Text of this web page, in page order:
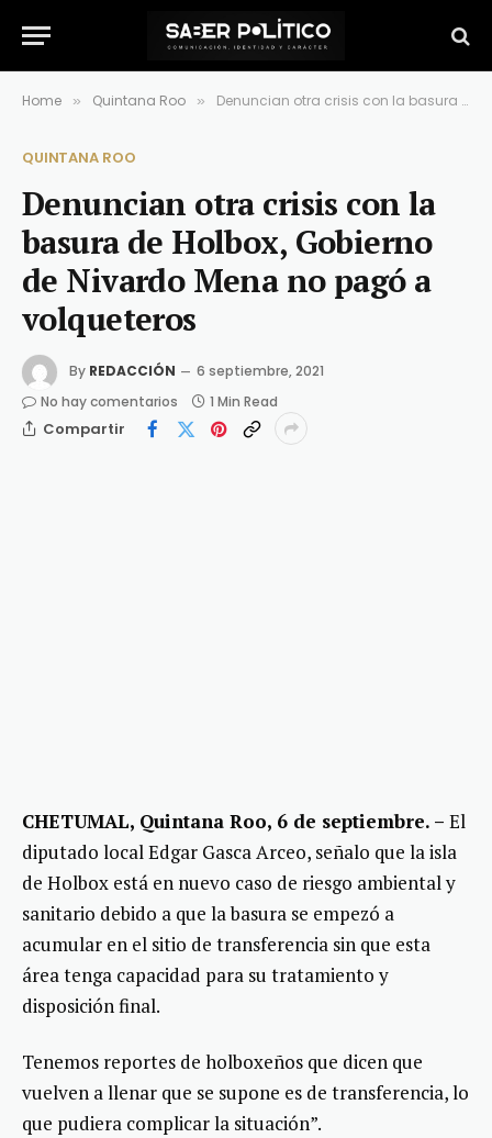
Home » Quintana Roo » Denuncian otra crisis con la basura de Holbox, Gobierno de Nivardo Mena no pagó a volqueteros
QUINTANA ROO
Denuncian otra crisis con la
basura de Holbox, Gobierno
de Nivardo Mena no pagó a
volqueteros
By REDACCIÓN
6 septiembre, 2021
No hay comentarios
1 Min Read
Compartir
CHETUMAL, Quintana Roo, 6 de septiembre. – El
diputado local Edgar Gasca Arceo, señalo que la isla
de Holbox está en nuevo caso de riesgo ambiental y
sanitario debido a que la basura se empezó a
acumular en el sitio de transferencia sin que esta
área tenga capacidad para su tratamiento y
disposición final.
Tenemos reportes de holboxeños que dicen que
vuelven a llenar que se supone es de transferencia, lo
que pudiera complicar la situación”.